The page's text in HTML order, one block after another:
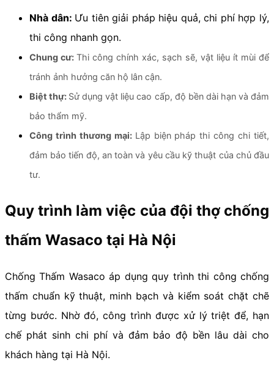
Nhà dân: Ưu tiên giải pháp hiệu quả, chi phí hợp lý,
thi công nhanh gọn.
Chung cư: Thi công chính xác, sạch sẽ, vật liệu ít mùi để
tránh ảnh hưởng căn hộ lân cận.
Biệt thự: Sử dụng vật liệu cao cấp, độ bền dài hạn và đảm
bảo thẩm mỹ.
Công trình thương mại: Lập biện pháp thi công chi tiết,
đảm bảo tiến độ, an toàn và yêu cầu kỹ thuật của chủ đầu
tư.
Quy trình làm việc của đội thợ chống
thấm Wasaco tại Hà Nội
Chống Thấm Wasaco áp dụng quy trình thi công chống
thấm chuẩn kỹ thuật, minh bạch và kiểm soát chặt chẽ
từng bước. Nhờ đó, công trình được xử lý triệt để, hạn
chế phát sinh chi phí và đảm bảo độ bền lâu dài cho
khách hàng tại Hà Nội.